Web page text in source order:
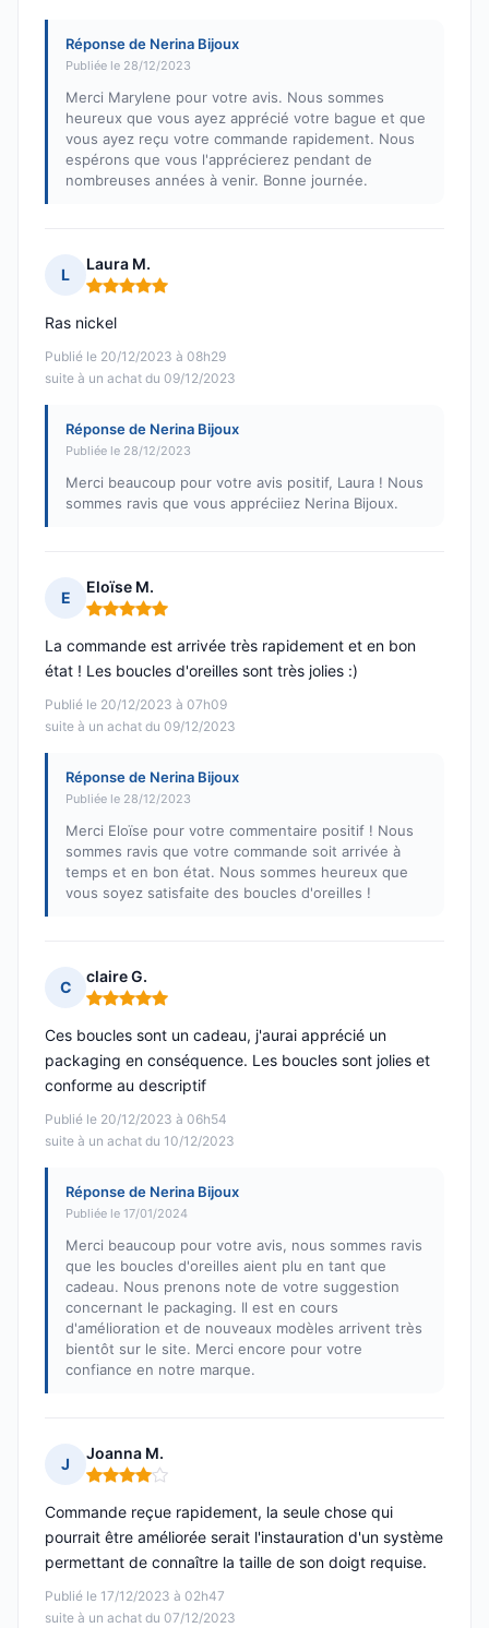
Réponse de Nerina Bijoux
Publiée le 28/12/2023
Merci Marylene pour votre avis. Nous sommes
heureux que vous ayez apprécié votre bague et que
vous ayez reçu votre commande rapidement. Nous
espérons que vous l'apprécierez pendant de
nombreuses années à venir. Bonne journée.
L
Laura M.
Note : 5 sur 5
Publié le 20/12/2023 à 08h29
suite à un achat du 09/12/2023
Ras nickel
Réponse de Nerina Bijoux
Publiée le 28/12/2023
Merci beaucoup pour votre avis positif, Laura ! Nous
sommes ravis que vous appréciiez Nerina Bijoux.
E
Eloïse M.
Note : 5 sur 5
Publié le 20/12/2023 à 07h09
suite à un achat du 09/12/2023
La commande est arrivée très rapidement et en bon
état ! Les boucles d'oreilles sont très jolies :)
Réponse de Nerina Bijoux
Publiée le 28/12/2023
Merci Eloïse pour votre commentaire positif ! Nous
sommes ravis que votre commande soit arrivée à
temps et en bon état. Nous sommes heureux que
vous soyez satisfaite des boucles d'oreilles !
C
claire G.
Note : 5 sur 5
Publié le 20/12/2023 à 06h54
suite à un achat du 10/12/2023
Ces boucles sont un cadeau, j'aurai apprécié un
packaging en conséquence. Les boucles sont jolies et
conforme au descriptif
Réponse de Nerina Bijoux
Publiée le 17/01/2024
Merci beaucoup pour votre avis, nous sommes ravis
que les boucles d'oreilles aient plu en tant que
cadeau. Nous prenons note de votre suggestion
concernant le packaging. Il est en cours
d'amélioration et de nouveaux modèles arrivent très
bientôt sur le site. Merci encore pour votre
confiance en notre marque.
J
Joanna M.
Note : 4 sur 5
Publié le 17/12/2023 à 02h47
suite à un achat du 07/12/2023
Commande reçue rapidement, la seule chose qui
pourrait être améliorée serait l'instauration d'un système
permettant de connaître la taille de son doigt requise.